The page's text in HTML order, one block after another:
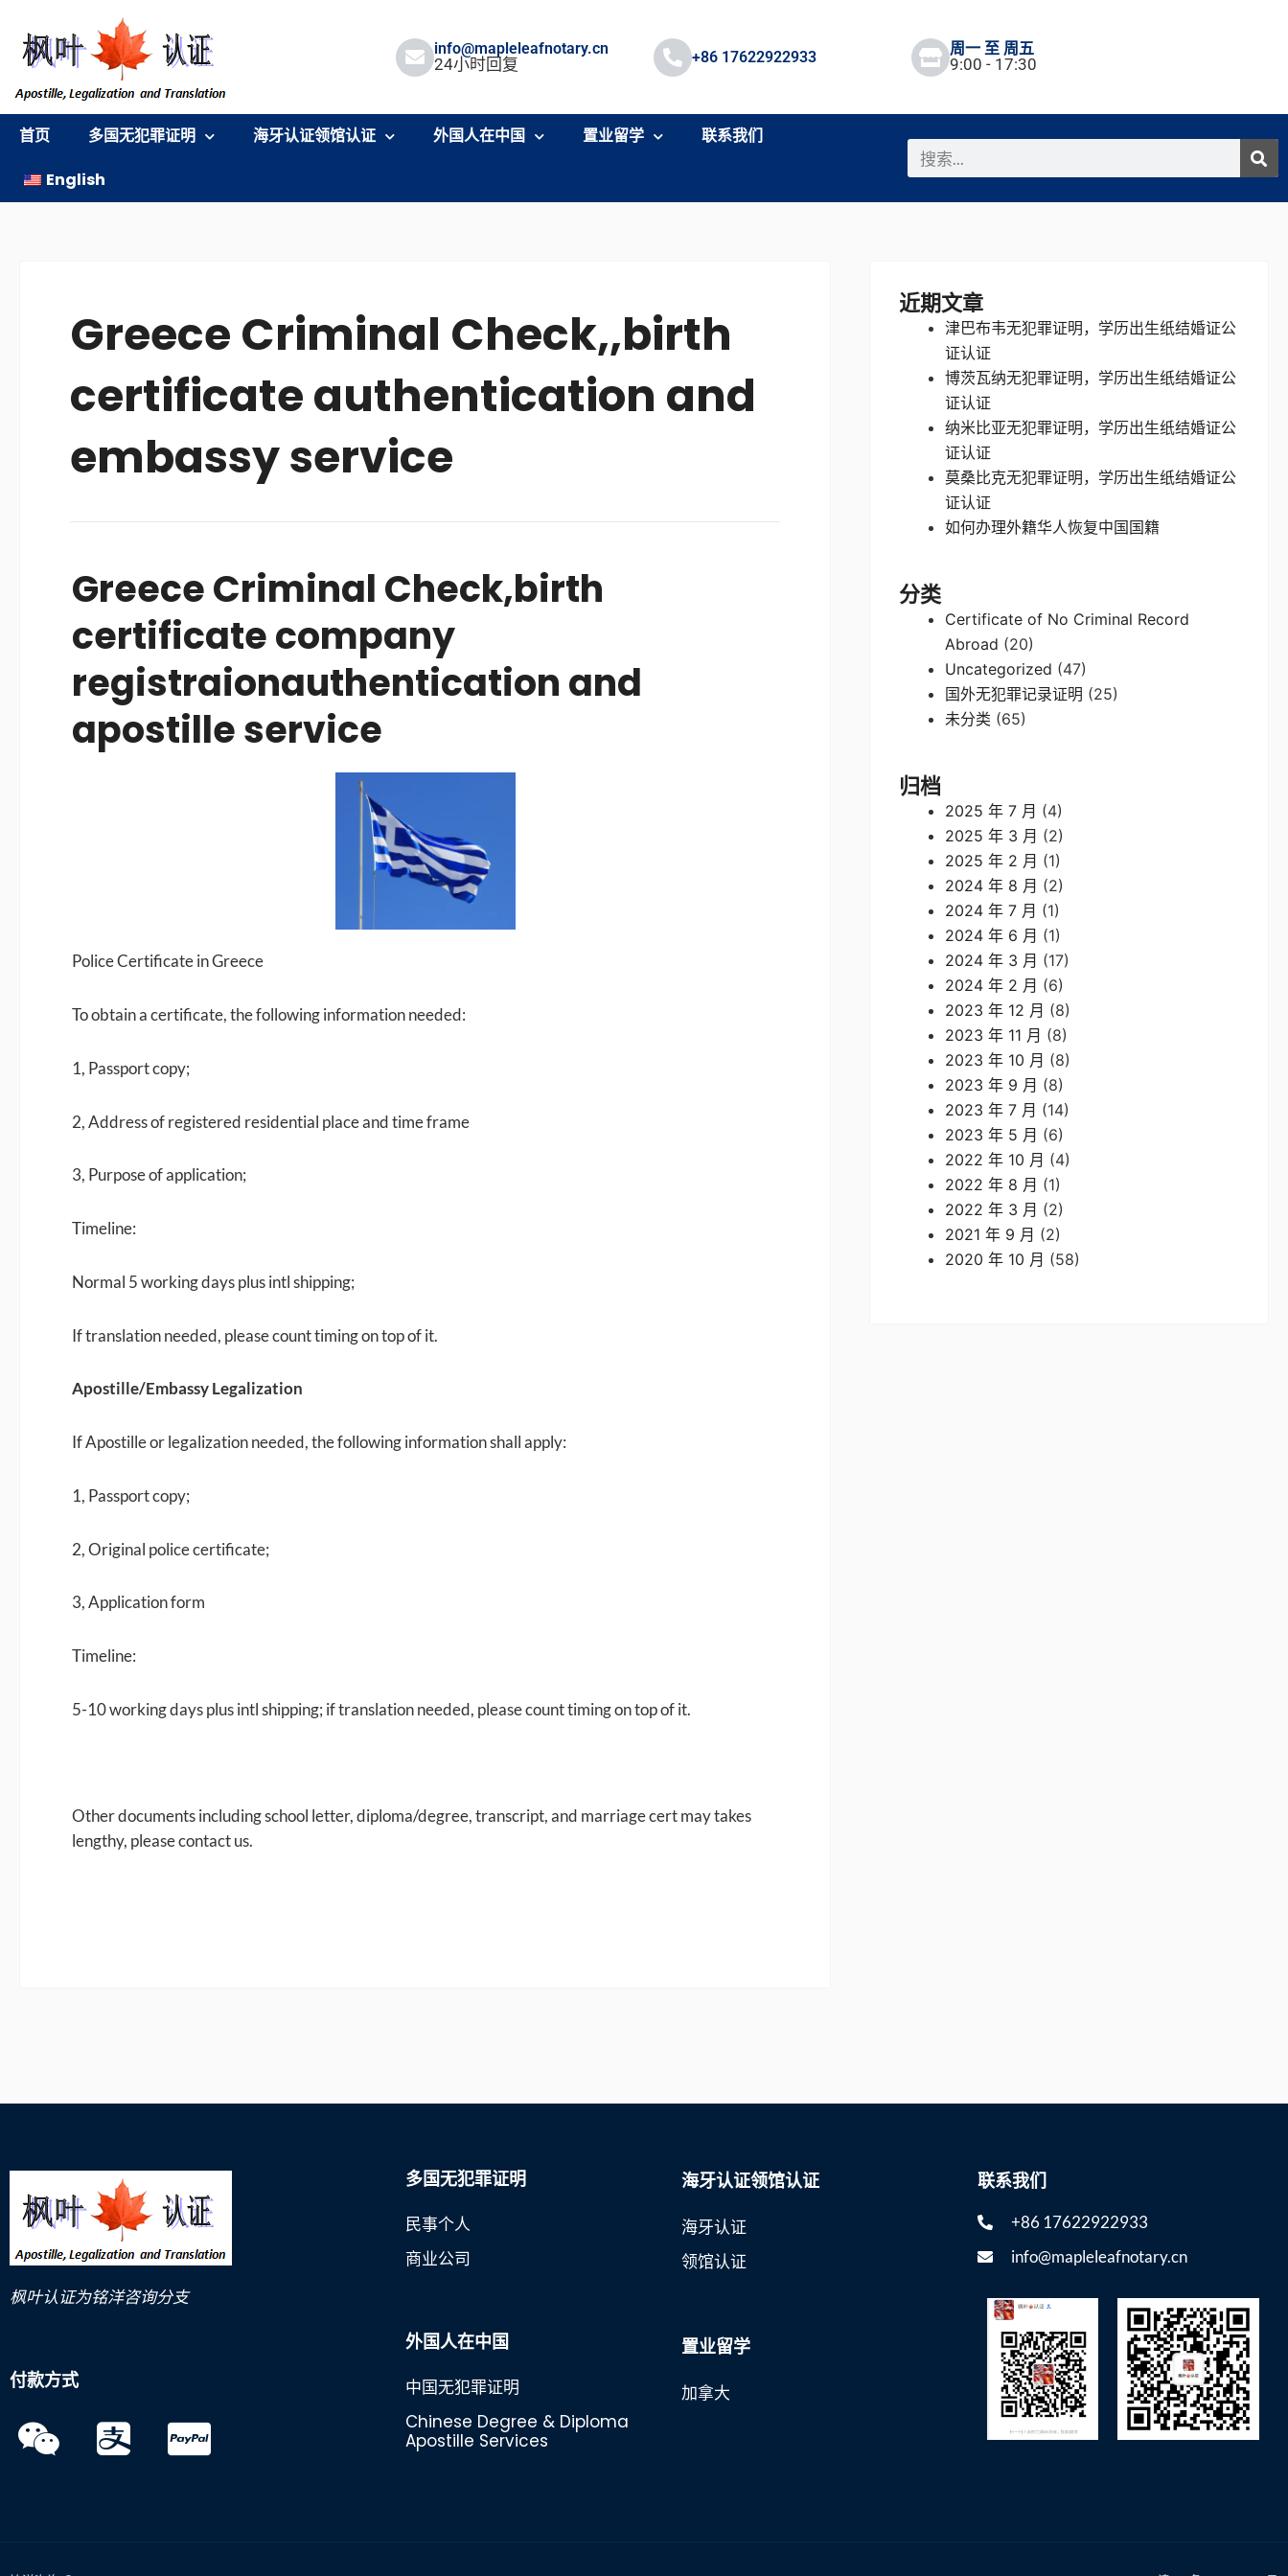
info@mapleleafnotary.cn
24小时回复 +86 17622922933 周一 至 周五
9:00 - 17:30
首页 多国无犯罪证明 海牙认证领馆认证 外国人在中国 置业留学
联系我们
English
搜
索
Greece Criminal Check,,birth
certificate authentication and
embassy service
Greece Criminal Check,birth
certificate company
registraionauthentication and
apostille service
Police Certificate in Greece
To obtain a certificate, the following information needed:
1, Passport copy;
2, Address of registered residential place and time frame
3, Purpose of application;
Timeline:
Normal 5 working days plus intl shipping;
If translation needed, please count timing on top of it.
Apostille/Embassy Legalization
If Apostille or legalization needed, the following information shall apply:
1, Passport copy;
2, Original police certificate;
3, Application form
Timeline:
5-10 working days plus intl shipping; if translation needed, please count timing on top of it.
Other documents including school letter, diploma/degree, transcript, and marriage cert may takes
lengthy, please contact us.
近期文章
津巴布韦无犯罪证明，学历出生纸结婚证公
证认证
博茨瓦纳无犯罪证明，学历出生纸结婚证公
证认证
纳米比亚无犯罪证明，学历出生纸结婚证公
证认证
莫桑比克无犯罪证明，学历出生纸结婚证公
证认证
如何办理外籍华人恢复中国国籍
分类
Certificate of No Criminal Record
Abroad (20)
Uncategorized (47)
国外无犯罪记录证明 (25)
未分类 (65)
归档
2025 年 7 月 (4)
2025 年 3 月 (2)
2025 年 2 月 (1)
2024 年 8 月 (2)
2024 年 7 月 (1)
2024 年 6 月 (1)
2024 年 3 月 (17)
2024 年 2 月 (6)
2023 年 12 月 (8)
2023 年 11 月 (8)
2023 年 10 月 (8)
2023 年 9 月 (8)
2023 年 7 月 (14)
2023 年 5 月 (6)
2022 年 10 月 (4)
2022 年 8 月 (1)
2022 年 3 月 (2)
2021 年 9 月 (2)
2020 年 10 月 (58)
枫叶认证为铭洋咨询分支
付款方式
多国无犯罪证明
民事个人
商业公司
外国人在中国
中国无犯罪证明
Chinese Degree & Diploma
Apostille Services
海牙认证领馆认证
海牙认证
领馆认证
置业留学
加拿大
联系我们
+86 17622922933
info@mapleleafnotary.cn